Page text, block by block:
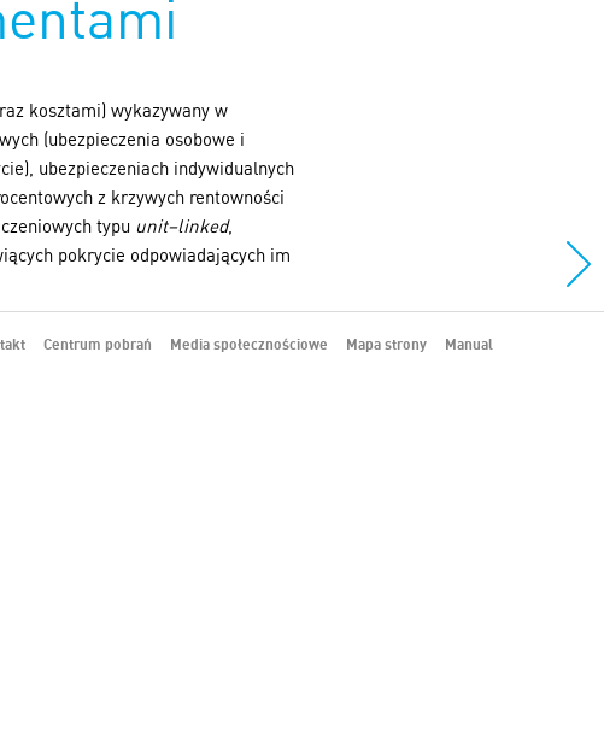
kosztami) wykazywany w
(ubezpieczenia osobowe i
ubezpieczeniach indywidualnych
z krzywych rentowności
typu unit–linked,
pokrycie odpowiadających im
Centrum pobrań Media społecznościowe Mapa strony Manual